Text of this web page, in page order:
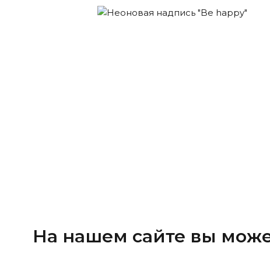
На нашем сайте вы